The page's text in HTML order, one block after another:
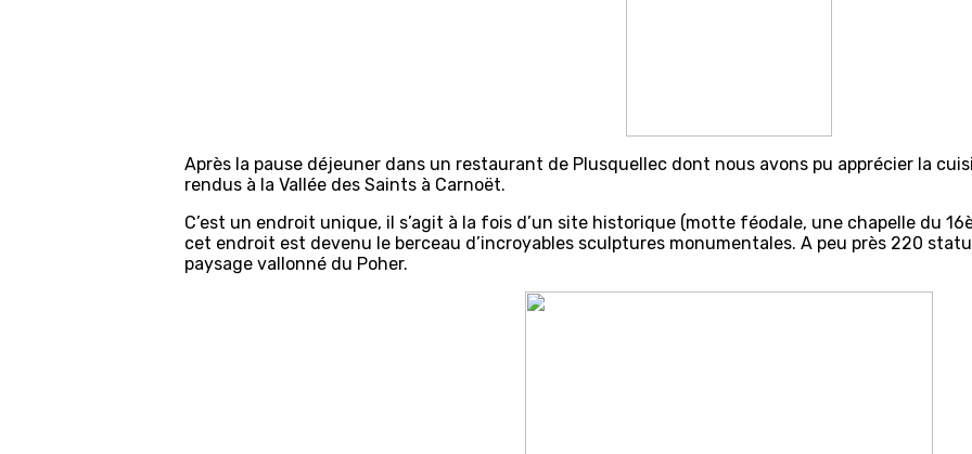
Après la pause déjeuner dans un restaurant de Plusquellec dont nous avons pu apprécier la
rendus à la Vallée des Saints à Carnoët.
C’est un endroit unique, il s’agit à la fois d’un site historique (motte féodale, une chapelle du
cet endroit est devenu le berceau d’incroyables sculptures monumentales. A peu près 220
paysage vallonné du Poher.